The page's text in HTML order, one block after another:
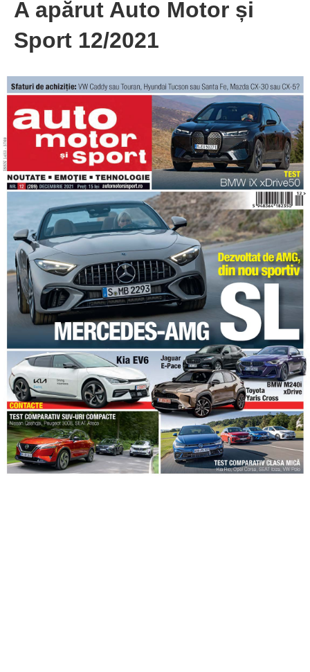
A apărut Auto Motor și
Sport 12/2021